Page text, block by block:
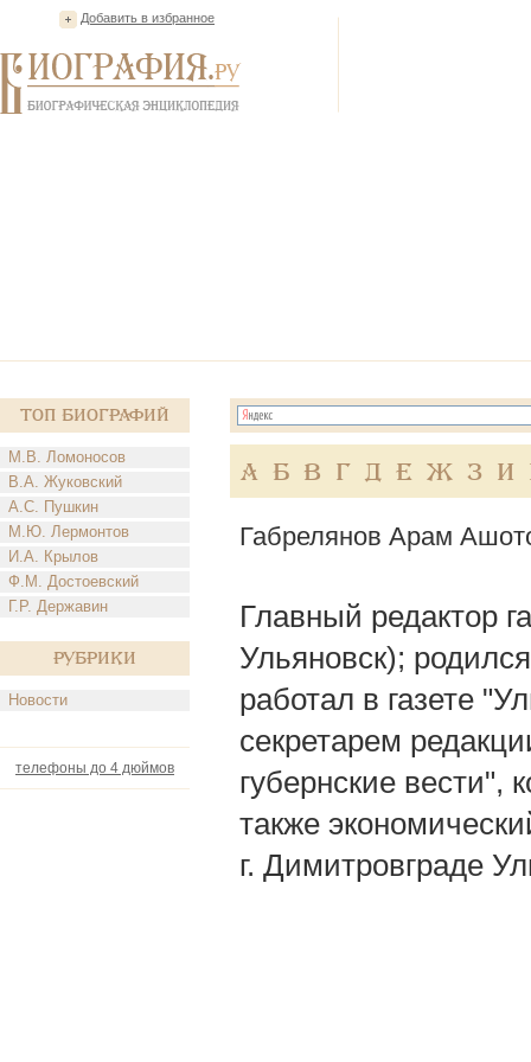
Добавить в избранное
Топ Биографий
М.В. Ломоносов
В.А. Жуковский
А.С. Пушкин
М.Ю. Лермонтов
И.А. Крылов
Ф.М. Достоевский
Г.Р. Державин
Рубрики
Новости
телефоны до 4 дюймов
А Б В Г Д Е Ж З И
Габрелянов Арам
Главный редактор
Ульяновск);
работал в газете
секретарем
губернские вести",
также
г. Димитровграде